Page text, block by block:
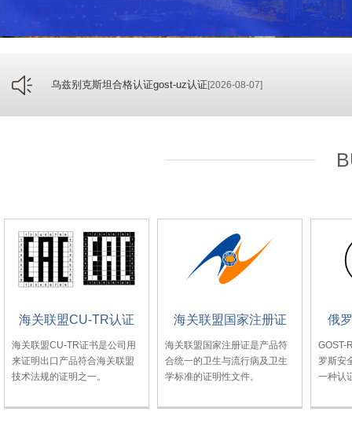
乌兹别克斯坦合格认证gost-uz认证[2026-08-07]
海关联盟CU-TR认证
海关联盟CU-TR证书是公司用
来证明出口产品符合海关联盟
技术法规的证明之一。
海关联盟国家注册证
海关联盟国家注册证是产品符
合统一的卫生与流行病及卫生
学标准的证明性文件。
俄
GOST-
罗斯安
一种认